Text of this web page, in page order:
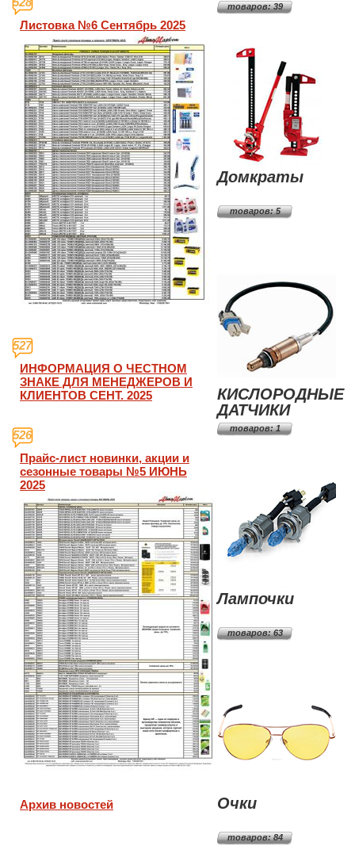
Листовка №6 Сентябрь 2025
527
ИНФОРМАЦИЯ О ЧЕСТНОМ
ЗНАКЕ ДЛЯ МЕНЕДЖЕРОВ И
КЛИЕНТОВ СЕНТ. 2025
526
Прайс-лист новинки, акции и
сезонные товары №5 ИЮНЬ
2025
Архив новостей
товаров: 39
Домкраты
товаров: 5
КИСЛОРОДНЫЕ
ДАТЧИКИ
товаров: 1
Лампочки
товаров: 63
Очки
товаров: 84